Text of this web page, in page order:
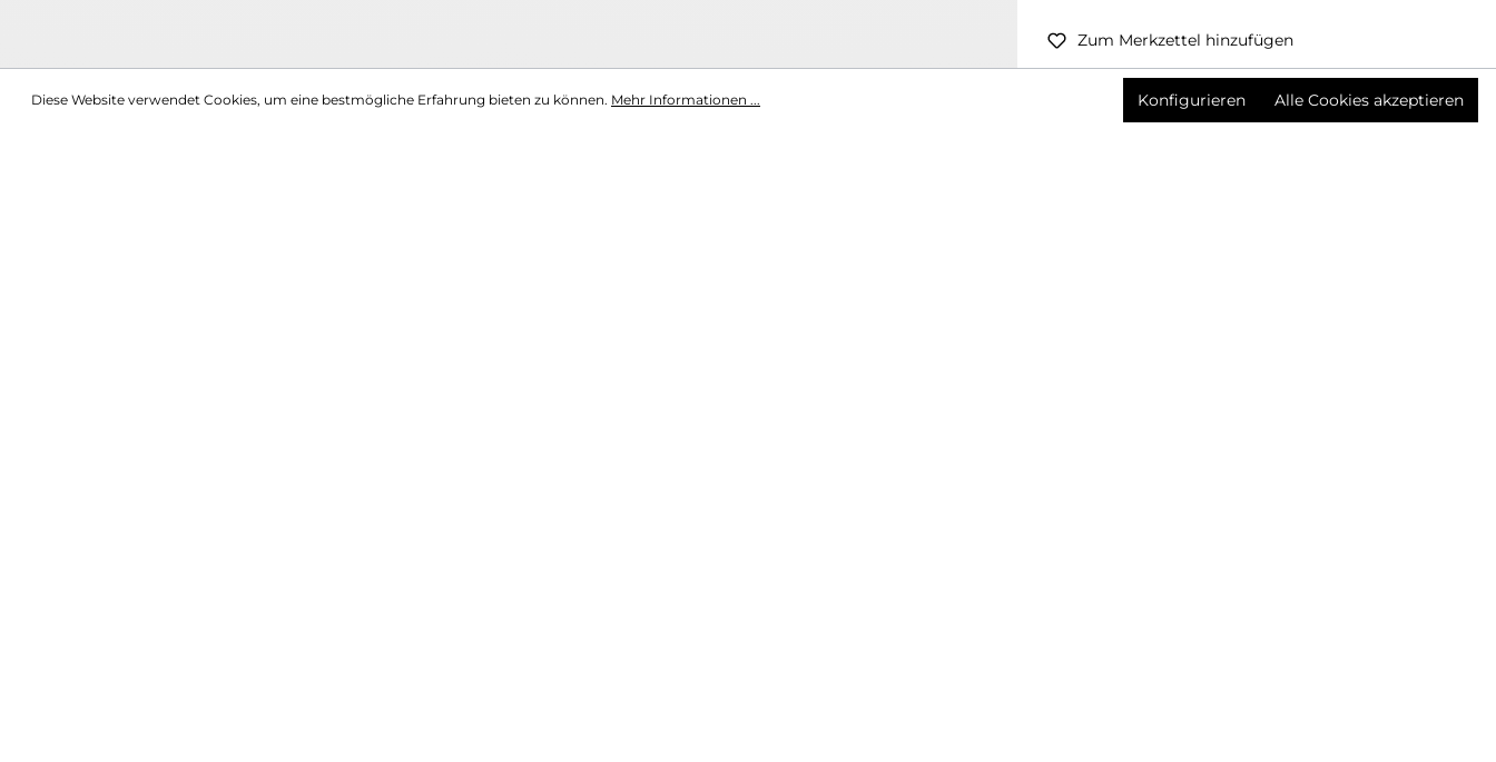
Zum Merkzettel hinzufügen
Produktnummer:3570119002
Diese Website verwendet Cookies, um eine bestmögliche Erfahrung bieten zu können. Mehr Informationen ... Konfigurieren Alle Cookies akzeptieren